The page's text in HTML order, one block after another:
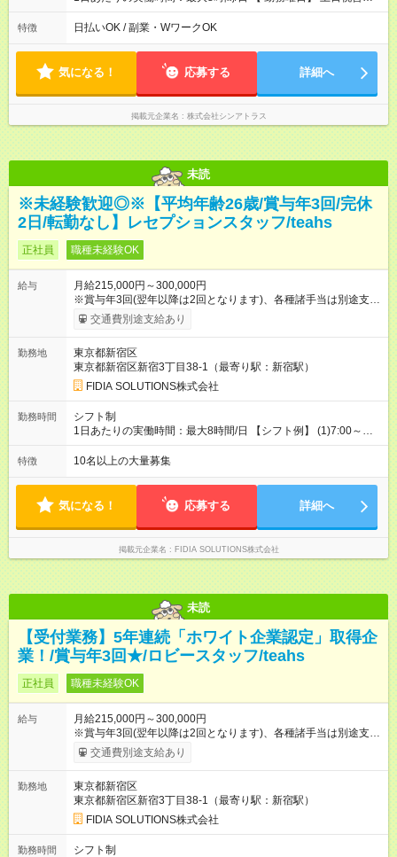
シフト制 【 勤務時間 】 ・ 9：30～20：00 の間でシフト制（休
憩１h） ※残業はほとんどありません
特徴 日払いOK / 副業・WワークOK
気になる！ 応募する 詳細へ
掲載元企業名 株式会社シンアトラス
未読
※未経験歓迎◎※【平均年齢26歳/賞与年3回/完休
2日/転勤なし】レセプションスタッフ/teahs
正社員 職種未経験OK
給与
月給215,000円～300,000円
※賞与年3回(翌年以降は2回となります)、各種諸手当は別途支
給！ ※能力・スキルを考慮し、ご相談の上で決定します。 【試
用期間】試用期間なし
交通費別途支給あり
勤務地
東京都新宿区
東京都新宿区新宿3丁目38-1（最寄り駅：新宿駅）
FIDIA SOLUTIONS株式会社
勤務時間
シフト制
1日あたりの実働時間：最大8時間/日 【シフト例】 (1)7:00～
16:00 (2)8:00～17:00 (3)13:00～22:00 (4)14:00～23:00
(5)22:00～7:00 (6)23:00～8:00
特徴 10名以上の大量募集
気になる！ 応募する 詳細へ
掲載元企業名 FIDIA SOLUTIONS株式会社
未読
【受付業務】5年連続「ホワイト企業認定」取得企
業！/賞与年3回★/ロビースタッフ/teahs
正社員 職種未経験OK
給与
月給215,000円～300,000円
※賞与年3回(翌年以降は2回となります)、各種諸手当は別途支
給！ ※能力・スキルを考慮し、ご相談の上で決定します。 【試
用期間】試用期間なし
交通費別途支給あり
勤務地
東京都新宿区
東京都新宿区新宿3丁目38-1（最寄り駅：新宿駅）
FIDIA SOLUTIONS株式会社
勤務時間
シフト制